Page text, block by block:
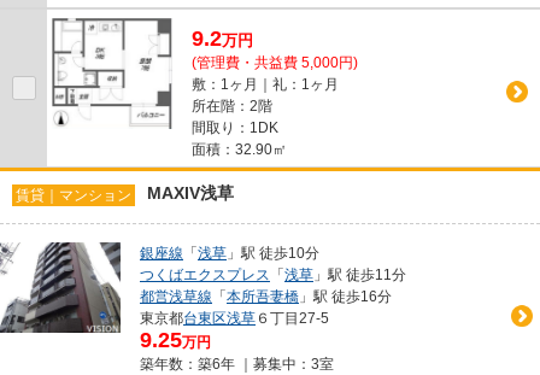
9.2万円
(管理費・共益費 5,000円)
敷：1ヶ月｜礼：1ヶ月
所在階：2階
間取り：1DK
面積：32.90㎡
賃貸｜マンション MAXIV浅草
銀座線 「浅草 」駅 徒歩10分
つくばエクスプレス 「浅草 」駅 徒歩11分
都営浅草線 「本所吾妻橋 」駅 徒歩16分
東京都台東区浅草 ６丁目27-5
9.25万円
築年数：築6年 ｜募集中： 3室